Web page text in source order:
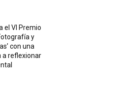
el VI Premio
y
con una
a reflexionar